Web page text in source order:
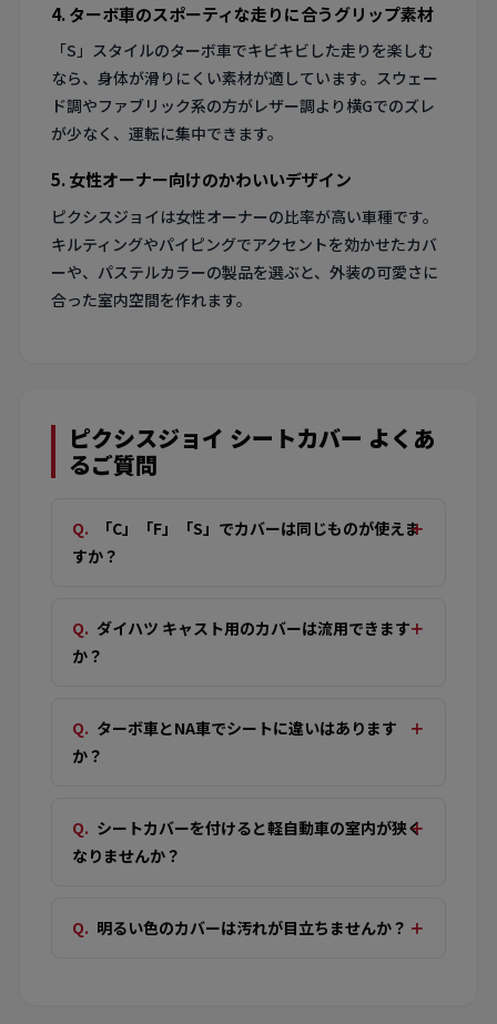
4. ターボ車のスポーティな走りに合うグリップ素材
「S」スタイルのターボ車でキビキビした走りを楽しむ
なら、身体が滑りにくい素材が適しています。スウェー
ド調やファブリック系の方がレザー調より横Gでのズレ
が少なく、運転に集中できます。
5. 女性オーナー向けのかわいいデザイン
ピクシスジョイは女性オーナーの比率が高い車種です。
キルティングやパイピングでアクセントを効かせたカバ
ーや、パステルカラーの製品を選ぶと、外装の可愛さに
合った室内空間を作れます。
ピクシスジョイ シートカバー よくあ
るご質問
「C」「F」「S」でカバーは同じものが使えま
すか？
ダイハツ キャスト用のカバーは流用できます
か？
ターボ車とNA車でシートに違いはあります
か？
シートカバーを付けると軽自動車の室内が狭く
なりませんか？
明るい色のカバーは汚れが目立ちませんか？